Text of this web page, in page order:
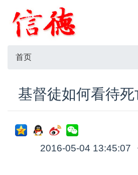
首页
基督徒如何看待死
2016-05-04 13:45:07